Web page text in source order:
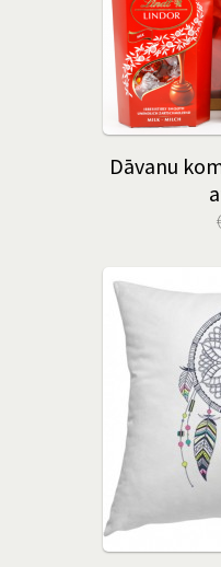
Dāvanu